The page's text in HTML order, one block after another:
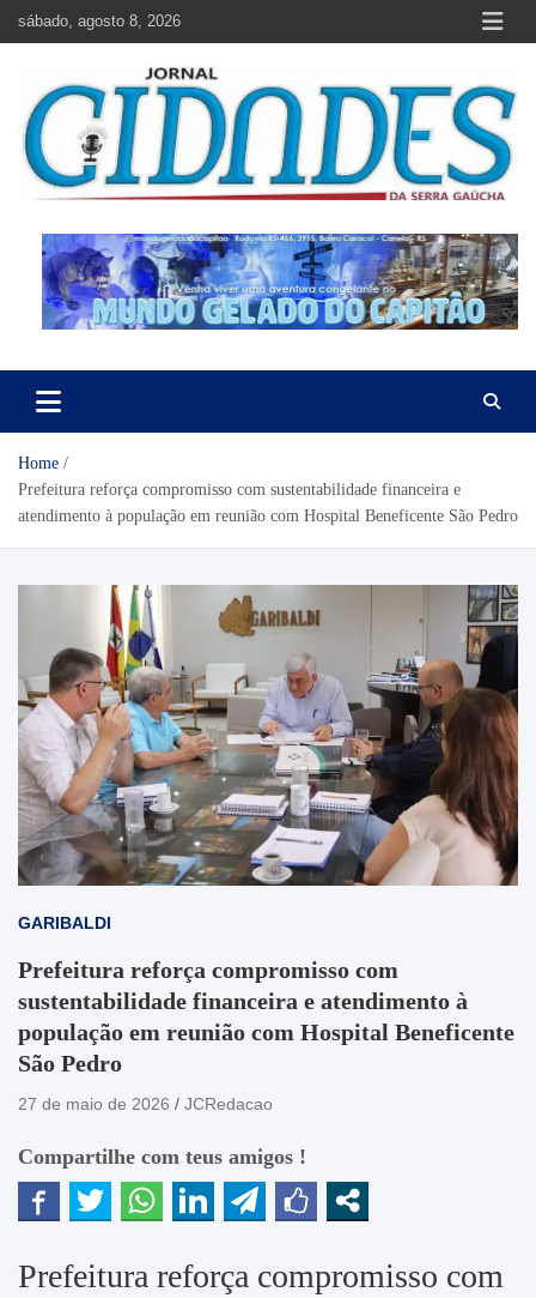
sábado, agosto 8, 2026
Jornal Cidades da Serra Gaúcha
Home
Prefeitura reforça compromisso com sustentabilidade financeira e
atendimento à população em reunião com Hospital Beneficente São Pedro
GARIBALDI
Prefeitura reforça compromisso com
sustentabilidade financeira e atendimento à
população em reunião com Hospital Beneficente
São Pedro
27 de maio de 2026 JCRedacao
Compartilhe com teus amigos !
Prefeitura reforça compromisso com